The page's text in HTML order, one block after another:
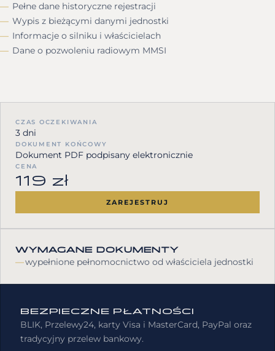
Pełne dane historyczne rejestracji
Wypis z bieżącymi danymi jednostki
Informacje o silniku i właścicielach
Dane o pozwoleniu radiowym MMSI
CZAS OCZEKIWANIA
3 dni
DOKUMENT KOŃCOWY
Dokument PDF podpisany elektronicznie
CENA
119 zł
ZAREJESTRUJ
WYMAGANE DOKUMENTY
wypełnione pełnomocnictwo od właściciela jednostki
BEZPIECZNE PŁATNOŚCI
BLIK, Przelewy24, karty Visa i MasterCard, PayPal oraz
tradycyjny przelew bankowy.